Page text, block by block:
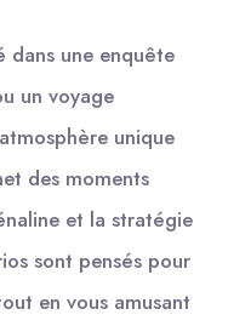
dans une enquête
un voyage
unique
des moments
et la stratégie
sont pensés pour
en vous amusant